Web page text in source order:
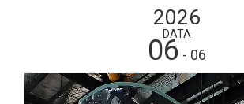
2026
DATA
06 - 06